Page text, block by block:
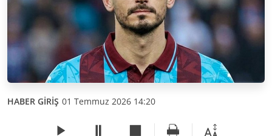
HABER GİRİŞ 01 Temmuz 2026 14:20